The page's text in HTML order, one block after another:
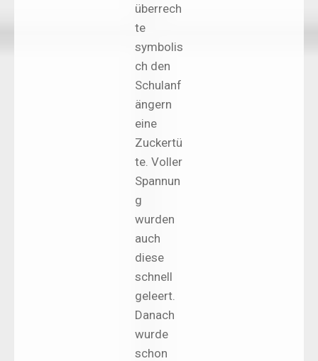
überrech
te
symbolis
ch den
Schulanf
ängern
eine
Zuckertü
te. Voller
Spannun
g
wurden
auch
diese
schnell
geleert.
Danach
wurde
schon